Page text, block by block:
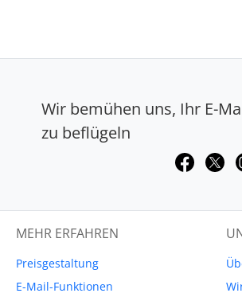
Wir bemühen uns, Ihr E-
zu beflügeln
MEHR ERFAHREN
Preisgestaltung
E-Mail-Funktionen